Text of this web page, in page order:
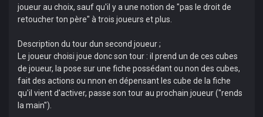
joueur au choix, sauf qu'il y a une notion de "pas le droit de
retoucher ton père" à trois joueurs et plus.
Description du tour dun second joueur ;
Le joueur choisi joue donc son tour : il prend un de ces cubes
de joueur, la pose sur une fiche possédant ou non des cubes,
fait des actions ou nnon en dépensant les cube de la fiche
qu'il vient d'activer, passe son tour au prochain joueur ("rends
la main").